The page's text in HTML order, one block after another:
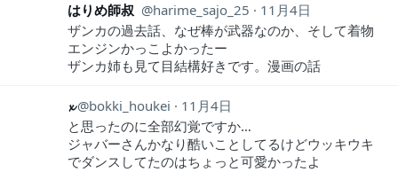
はりめ師叔 harime_sajo_25
11月4日
ザンカの過去話、なぜ棒が武器なのか、そして着物
エンジンかっこよかったー
ザンカ姉も見て目結構好きです。漫画の話
𝔁 bokki_houkei
11月4日
と思ったのに全部幻覚ですか…
ジャバーさんかなり酷いことしてるけどウッキウキ
でダンスしてたのはちょっと可愛かったよ